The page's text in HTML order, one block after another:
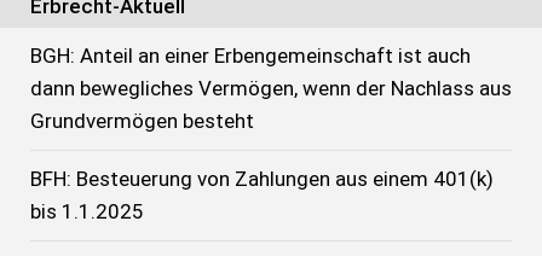
Erbrecht-Aktuell
BGH: Anteil an einer Erbengemeinschaft ist auch
dann bewegliches Vermögen, wenn der Nachlass aus
Grundvermögen besteht
BFH: Besteuerung von Zahlungen aus einem 401(k)
bis 1.1.2025